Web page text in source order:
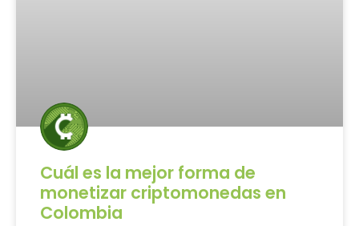
Cuál es la mejor forma de
monetizar criptomonedas en
Colombia